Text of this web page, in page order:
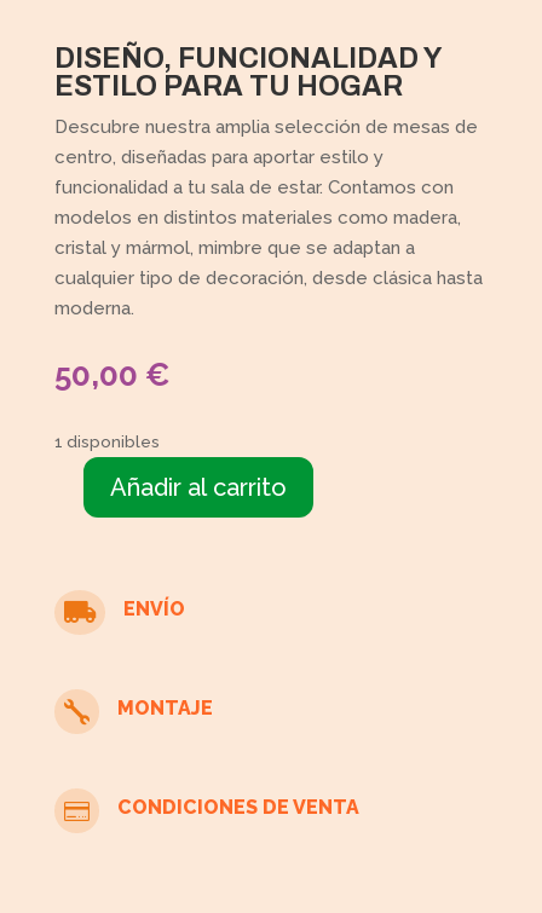
DISEÑO, FUNCIONALIDAD Y
ESTILO PARA TU HOGAR
Descubre nuestra amplia selección de mesas de
centro, diseñadas para aportar estilo y
funcionalidad a tu sala de estar. Contamos con
modelos en distintos materiales como madera,
cristal y mármol, mimbre que se adaptan a
cualquier tipo de decoración, desde clásica hasta
moderna.
50,00 €
1 disponibles
Mesa
con
madera
Añadir al carrito
 ENVÍO
 MONTAJE
 CONDICIONES DE VENTA